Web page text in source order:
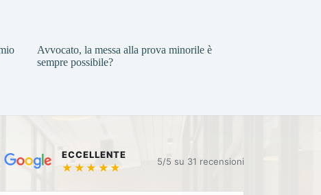
Avvocato, la messa alla prova minorile è
sempre possibile?
ECCELLENTE
★★★★★
5/5 su